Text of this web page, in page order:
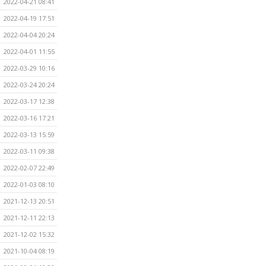
2022-04-19 17:51
2022-04-04 20:24
2022-04-01 11:55
2022-03-29 10:16
2022-03-24 20:24
2022-03-17 12:38
2022-03-16 17:21
2022-03-13 15:59
2022-03-11 09:38
2022-02-07 22:49
2022-01-03 08:10
2021-12-13 20:51
2021-12-11 22:13
2021-12-02 15:32
2021-10-04 08:19